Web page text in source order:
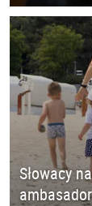
Słowacy